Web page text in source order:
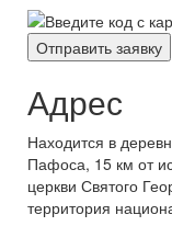
Адрес
Находится в
Пафоса, 15 км от
церкви Святого
территория